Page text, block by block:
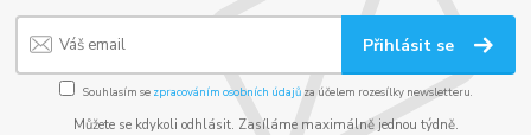
Přihlásit se
Souhlasím se zpracováním osobních údajůza účelem rozesílky newsletteru.
Můžete se kdykoli odhlásit. Zasíláme maximálně jednou týdně.